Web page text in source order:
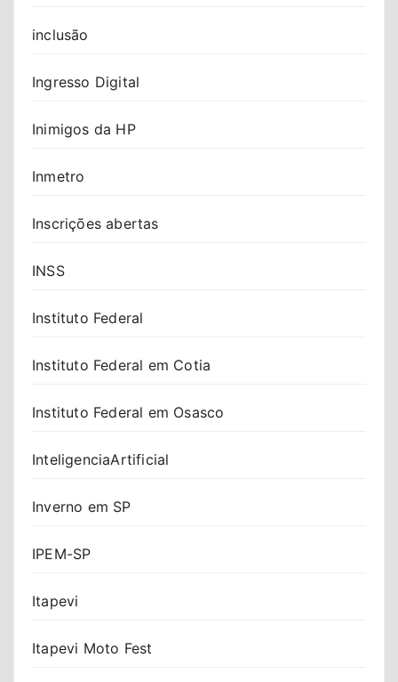
inclusão
Ingresso Digital
Inimigos da HP
Inmetro
Inscrições abertas
INSS
Instituto Federal
Instituto Federal em Cotia
Instituto Federal em Osasco
InteligenciaArtificial
Inverno em SP
IPEM-SP
Itapevi
Itapevi Moto Fest